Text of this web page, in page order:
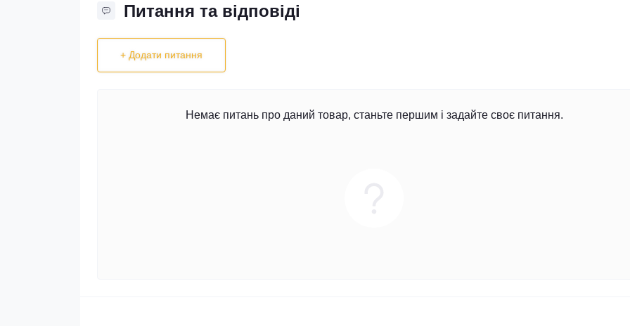
Питання та відповіді
+ Додати питання
Немає питань про даний товар, станьте першим і задайте своє питання.